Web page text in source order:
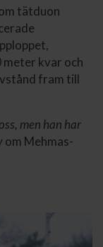
tätduon
kvar och
fram till
men han har
om Mehmas-